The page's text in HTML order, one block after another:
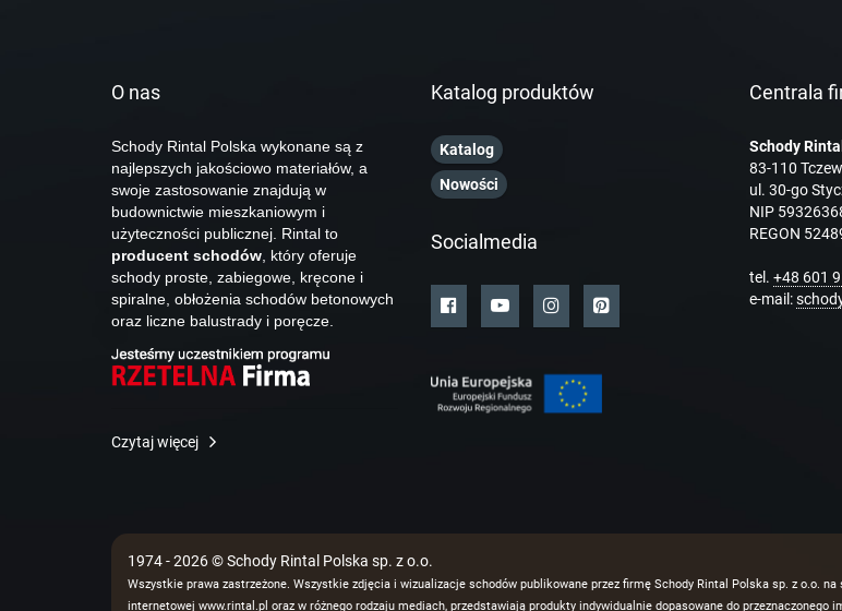
O nas
Schody Rintal Polska wykonane są z
najlepszych jakościowo materiałów, a
swoje zastosowanie znajdują w
budownictwie mieszkaniowym i
użyteczności publicznej. Rintal to
producent schodów , który oferuje
schody proste, zabiegowe, kręcone i
spiralne, obłożenia schodów betonowych
oraz liczne balustrady i poręcze.
Czytaj więcej
Katalog produktów
Katalog
Nowości
Socialmedia
Centrala
Schody
83-110 Tczew
ul. 30-go
NIP
REGON
tel. +48 601
e-mail:
1974 - 2026 © Schody Rintal Polska sp. z o.o.
Wszystkie prawa zastrzeżone. Wszystkie zdjęcia i wizualizacje schodów publikowane przez firmę Schody Rintal Polska sp. z o.o. na
internetowej www.rintal.pl oraz w różnego rodzaju mediach, przedstawiają produkty indywidualnie dopasowane do przeznaczonego